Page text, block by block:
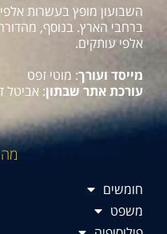
ברחבי הארץ. בנוסף,
אלפי עותקים.
מייסד ועורך: מוטי זפט
עורכת אתר שבתון: אביטל
מה
חומשים
משפט